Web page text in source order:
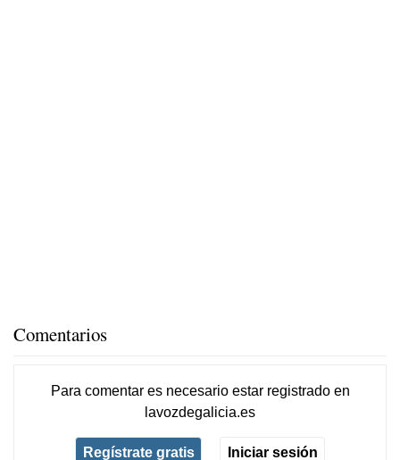
Comentarios
Para comentar es necesario estar registradoen
lavozdegalicia.es
Regístrate gratis Iniciar sesión